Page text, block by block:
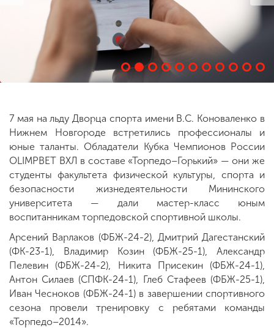
SPN CHI
Приемная
комиссия
7 мая на льду Дворца спорта имени В.С. Коноваленко в
Нижнем Новгороде встретились профессионалы и
юные таланты. Обладатели Кубка Чемпионов России
OLIMPBET ВХЛ в составе «Торпедо–Горький» — они же
студенты факультета физической культуры, спорта и
безопасности жизнедеятельности Мининского
университета — дали мастер-класс юным
воспитанникам торпедовской спортивной школы.
Арсений Варлаков (ФБЖ-24-2), Дмитрий Дагестанский
(ФК-23-1), Владимир Козин (ФБЖ-25-1), Александр
Пелевин (ФБЖ-24-2), Никита Присекин (ФБЖ-24-1),
Антон Силаев (СПФК-24-1), Глеб Стафеев (ФБЖ-25-1),
Иван Чесноков (ФБЖ-24-1) в завершении спортивного
сезона провели тренировку с ребятами команды
«Торпедо–2014».